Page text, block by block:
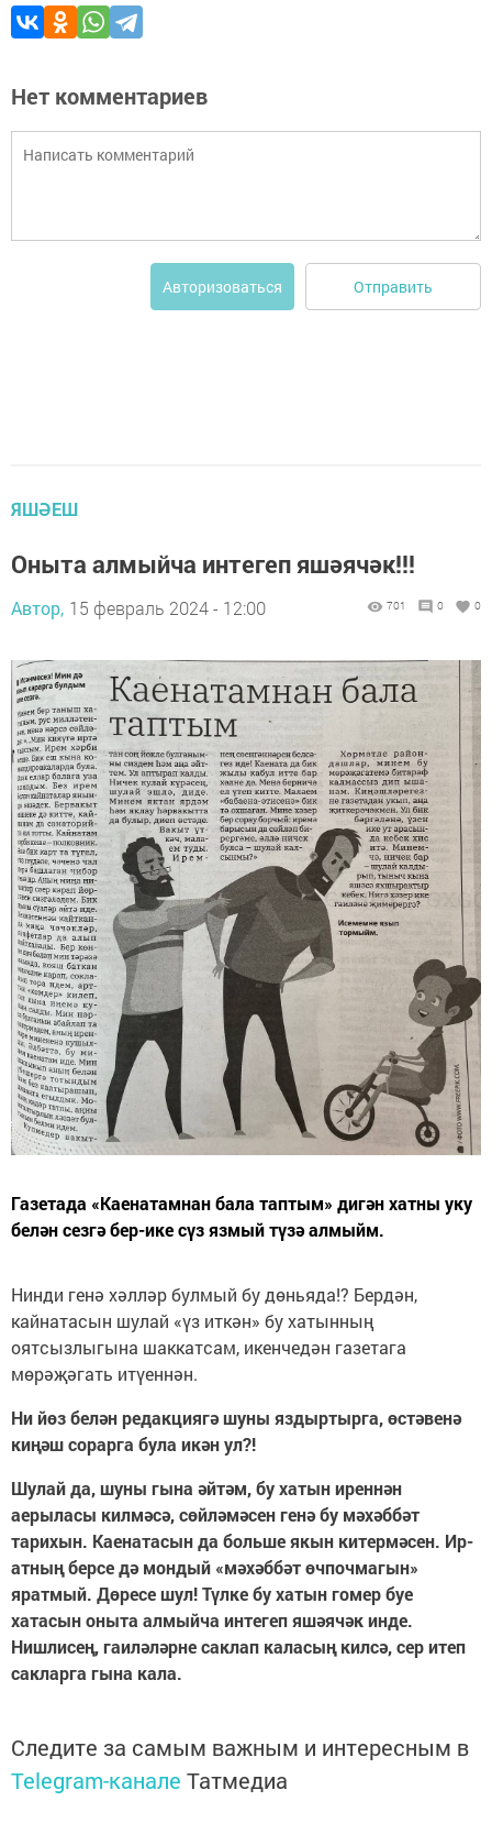
Нет комментариев
Авторизоваться Отправить
ЯШӘЕШ
Оныта алмыйча интегеп яшәячәк!!!
Автор, 15 февраль 2024 - 12:00 701 0 0
Газетада «Каенатамнан бала таптым» дигән хатны уку
белән сезгә бер-ике сүз язмый түзә алмыйм.
Нинди генә хәлләр булмый бу дөньяда!? Бердән,
кайнатасын шулай «үз иткән» бу хатынның
оятсызлыгына шаккатсам, икенчедән газетага
мөрәҗәгать итүеннән.
Ни йөз белән редакциягә шуны яздыртырга, өстәвенә
киңәш сорарга була икән ул?!
Шулай да, шуны гына әйтәм, бу хатын иреннән
аерыласы килмәсә, сөйләмәсен генә бу мәхәббәт
тарихын. Каенатасын да больше якын китермәсен. Ир-
атның берсе дә мондый «мәхәббәт өчпочмагын»
яратмый. Дөресе шул! Түлке бу хатын гомер буе
хатасын оныта алмыйча интегеп яшәячәк инде.
Нишлисең, гаиләләрне саклап каласың килсә, сер итеп
сакларга гына кала.
Следите за самым важным и интересным в
Telegram-канале Татмедиа